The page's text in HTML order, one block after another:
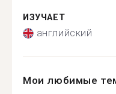
ИЗУЧАЕТ
английский
Мои любимые